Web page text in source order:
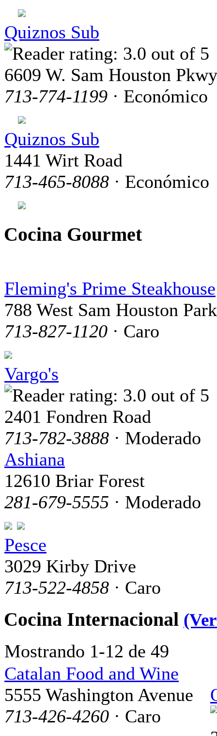
Quiznos Sub
6609 W. Sam Houston
713-774-1199 · Económico
Quiznos Sub
1441 Wirt Road
713-465-8088 · Económico
Cocina Gourmet
Fleming's Prime Steakhouse
788 West Sam Houston
713-827-1120 · Caro
Vargo's
2401 Fondren Road
713-782-3888 · Moderado
Ashiana
12610 Briar Forest
281-679-5555 · Moderado
Pesce
3029 Kirby Drive
713-522-4858 · Caro
Cocina Internacional
Mostrando 1-12 de 49
Catalan Food and Wine
5555 Washington Avenue
713-426-4260 · Caro